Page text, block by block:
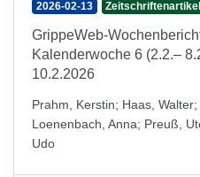
2026-02-13 Zeitschriftenartikel
GrippeWeb-
Kalenderwoche 6 (2.2.–
10.2.2026
Prahm, Kerstin; Haas, Walter;
Loenenbach, Anna; Preuß,
Udo